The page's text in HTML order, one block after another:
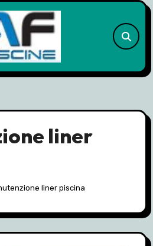
liner
liner piscina